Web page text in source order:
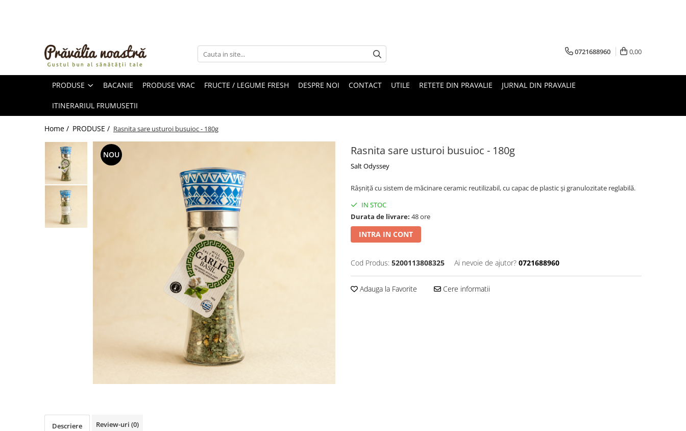
ULEIURI ȘI UNTURI
FRUCTE DESHIDRATATE
ÎNDULCITORI NATURALI / MIERE
FRUCTE LA CONSERVĂ
OȚETURI ȘI SOSURI
FĂINĂ FĂRĂ GLUTEN
BĂUTURI / LAPTE VEGETAL
OREZ ȘI CEREALE
TOATE PRODUSELE
0721688960 0,00
PRODUSE BACANIE PRODUSE VRAC FRUCTE / LEGUME FRESH DESPRE NOI CONTACT UTILE RETETE DIN PRAVALIE JURNAL DIN PRAVALIE
ITINERARIUL FRUMUSETII
Home / PRODUSE / Rasnita sare usturoi busuioc - 180g
Rasnita sare usturoi busuioc - 180g
Salt Odyssey
NOU
Râșniță cu sistem de măcinare ceramic reutilizabil, cu capac de plastic și granulozitate reglabilă.
IN STOC
Durata de livrare: 48 ore
INTRA IN CONT
Cod Produs: 5200113808325 Ai nevoie de ajutor? 0721688960
Adauga la Favorite Cere informatii
Descriere Review-uri (0)